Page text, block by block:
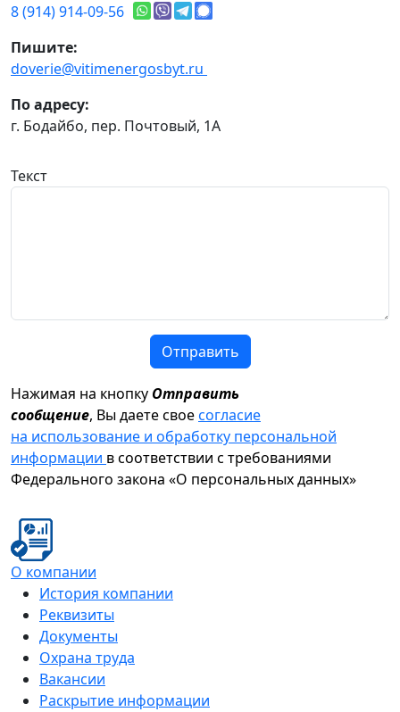
8 (914) 914-09-56
Пишите:
doverie@vitimenergosbyt.ru
По адресу:
г. Бодайбо, пер. Почтовый, 1А
Текст
Отправить
Нажимая на кнопку Отправить
сообщение, Вы даете своесогласие
на использование и обработку персональной
информации в соответствии с требованиями
Федерального закона «О персональных данных»
О компании
История компании
Реквизиты
Документы
Охрана труда
Вакансии
Раскрытие информации